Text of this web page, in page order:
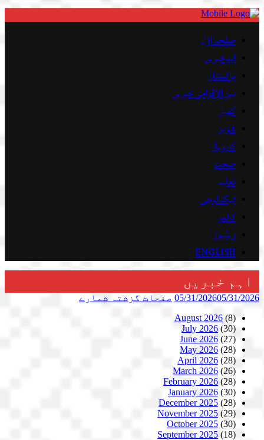
صفحہ اوّل
اہم خبریں
پاکستان
بین الاقوامی خبریں
کھیل
شوبز
کاروبار
صحت
تعلیم
ٹیکنالوجی
کالمز
ویڈیوز
ENGLISH
اہم خبریں
05/31/202605/31/2026 صفحات گزشتہ شمارے
August 2026 (8)
July 2026 (30)
June 2026 (27)
May 2026 (28)
April 2026 (28)
March 2026 (26)
February 2026 (28)
January 2026 (30)
December 2025 (28)
November 2025 (29)
October 2025 (30)
September 2025 (18)